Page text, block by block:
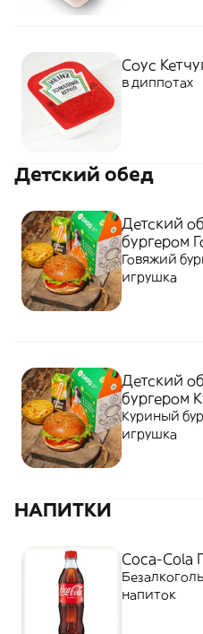
Соус
в диппотах
Детский обед
Детский
бургером
Говяжий
игрушка
Детский
бургером
Куриный
игрушка
НАПИТКИ
Coca-Cola
напиток